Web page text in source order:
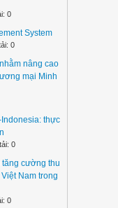
0
System
0
nâng cao
mại Minh
thực
0
tăng cường thu
Nam trong
0